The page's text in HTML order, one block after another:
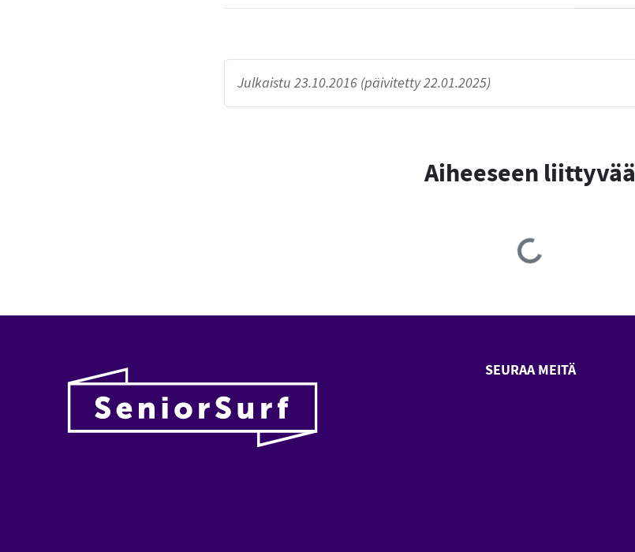
Julkaistu 23.10.2016 (päivitetty 22.01.2025)
Aiheeseen liittyvää
Loading...
SEURAA MEITÄ